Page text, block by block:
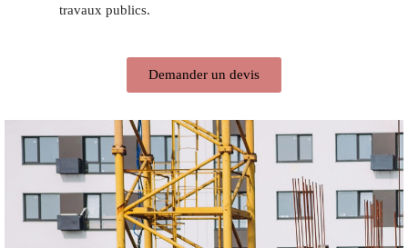
travaux publics.
Demander un devis